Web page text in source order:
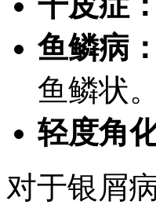
鱼鳞病：
鱼鳞状。
轻度角
对于银屑